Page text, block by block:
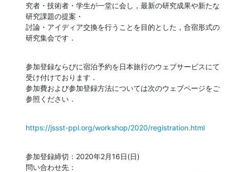
究者・技術者・学生が一堂に会し，最新の研究成果や新たな
研究課題の提案・
討論・アイディア交換を行うことを目的とした，合宿形式の
研究集会です．
参加登録ならびに宿泊予約を日本旅行のウェブサービスにて
受け付けております．
参加費および参加登録方法については次のウェブページをご
参照ください．
https://jssst-ppl.org/workshop/2020/registration.html
参加登録締切：2020年2月16日(日)
問い合わせ先：